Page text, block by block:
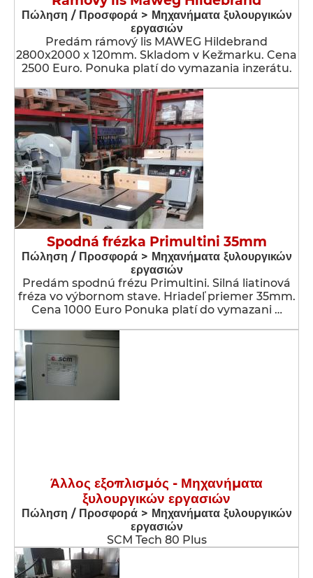
Πώληση / Προσφορά > Μηχανήματα ξυλουργικών
εργασιών
Predám rámový lis MAWEG Hildebrand
2800x2000 x 120mm. Skladom v Kežmarku. Cena
2500 Euro. Ponuka platí do vymazania inzerátu.
Spodná frézka Primultini 35mm
Πώληση / Προσφορά > Μηχανήματα ξυλουργικών
εργασιών
Predám spodnú frézu Primultini. Silná liatinová
fréza vo výbornom stave. Hriadeľ priemer 35mm.
Cena 1000 Euro Ponuka platí do vymazani …
Άλλος εξοπλισμός - Μηχανήματα
ξυλουργικών εργασιών
Πώληση / Προσφορά > Μηχανήματα ξυλουργικών
εργασιών
SCM Tech 80 Plus